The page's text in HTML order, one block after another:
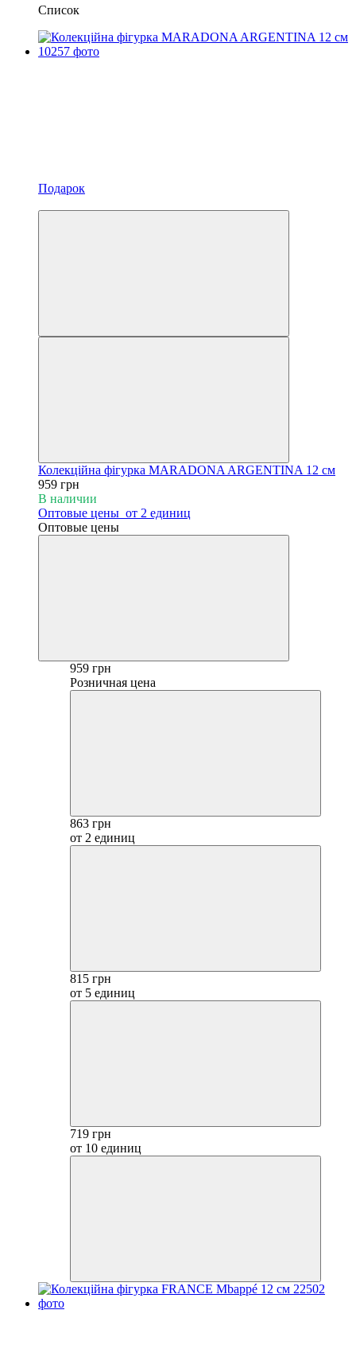
Список
Подарок
Колекційна фігурка MARADONA ARGENTINA 12 см
959 грн
В наличии
Оптовые цены от 2 единиц
Оптовые цены
959 грн
Розничная цена
863 грн
от 2 единиц
815 грн
от 5 единиц
719 грн
от 10 единиц